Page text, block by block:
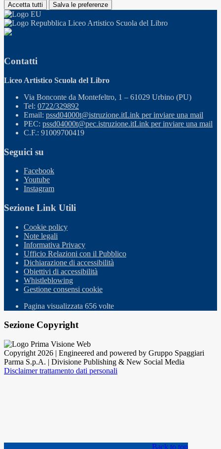
Accetta tutti Salva le preferenze
Liceo Artistico Scuola del Libro
Contatti
Liceo Artistico Scuola del Libro
Via Bonconte da Montefeltro, 1 – 61029 Urbino (PU)
Tel: 0722/329892
Email: pssd04000t@istruzione.itLink per inviare una mail
PEC: pssd04000t@pec.istruzione.itLink per inviare una mail
C.F.: 91009700419
Seguici su
Facebook
Youtube
Instagram
Sezione Link Utili
Cookie policy
Note legali
Informativa Privacy
Ufficio Relazioni con il Pubblico
Dichiarazione di accessibilità
Obiettivi di accessibilità
Whistleblowing
Gestione consensi cookie
Pagina visualizzata 656 volte
Sezione Copyright
Copyright 2026 | Engineered and powered by Gruppo Spaggiari
Parma S.p.A. | Divisione Publishing & New Social Media
Disclaimer trattamento dati personali
Back to top